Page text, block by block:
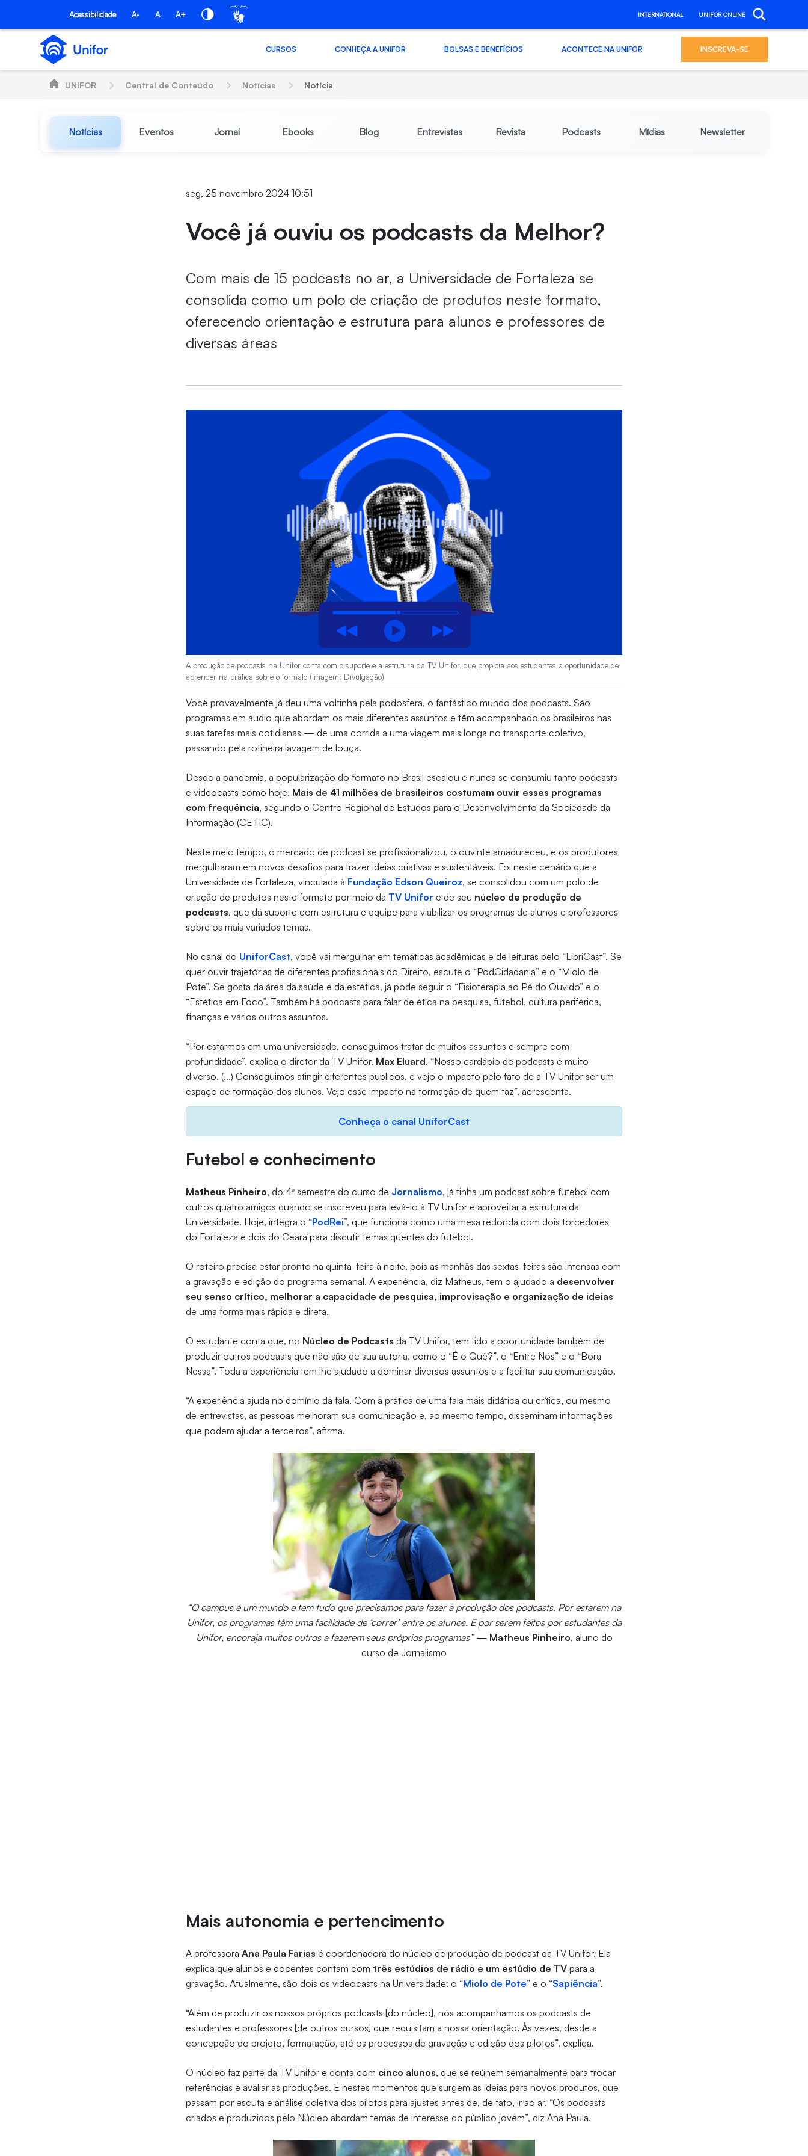
Pular para o Conteúdo principal
Acessibilidade A- A A+ INTERNATIONAL UNIFOR ONLINE
CURSOS CONHEÇA A UNIFOR BOLSAS E BENEFÍCIOS ACONTECE NA UNIFOR INSCREVA-SE
UNIFOR Central de Conteúdo Notícias Notícia
Notícias Eventos Jornal Ebooks Blog Entrevistas Revista Podcasts Mídias Newsletter
seg, 25 novembro 2024 10:51
Você já ouviu os podcasts da Melhor?
Com mais de 15 podcasts no ar, a Universidade de Fortaleza se
consolida como um polo de criação de produtos neste formato,
oferecendo orientação e estrutura para alunos e professores de
diversas áreas
A produção de podcasts na Unifor conta com o suporte e a estrutura da TV Unifor, que propicia aos estudantes a oportunidade de
aprender na prática sobre o formato (Imagem: Divulgação)
Você provavelmente já deu uma voltinha pela podosfera, o fantástico mundo dos podcasts. São
programas em áudio que abordam os mais diferentes assuntos e têm acompanhado os brasileiros nas
suas tarefas mais cotidianas — de uma corrida a uma viagem mais longa no transporte coletivo,
passando pela rotineira lavagem de louça.
Desde a pandemia, a popularização do formato no Brasil escalou e nunca se consumiu tanto podcasts
e videocasts como hoje. Mais de 41 milhões de brasileiros costumam ouvir esses programas
com frequência, segundo o Centro Regional de Estudos para o Desenvolvimento da Sociedade da
Informação (CETIC).
Neste meio tempo, o mercado de podcast se profissionalizou, o ouvinte amadureceu, e os produtores
mergulharam em novos desafios para trazer ideias criativas e sustentáveis. Foi neste cenário que a
Universidade de Fortaleza, vinculada à Fundação Edson Queiroz, se consolidou com um polo de
criação de produtos neste formato por meio da TV Unifor e de seu núcleo de produção de
podcasts, que dá suporte com estrutura e equipe para viabilizar os programas de alunos e professores
sobre os mais variados temas.
No canal do UniforCast, você vai mergulhar em temáticas acadêmicas e de leituras pelo “LibriCast”. Se
quer ouvir trajetórias de diferentes profissionais do Direito, escute o “PodCidadania” e o “Miolo de
Pote”. Se gosta da área da saúde e da estética, já pode seguir o “Fisioterapia ao Pé do Ouvido” e o
“Estética em Foco”. Também há podcasts para falar de ética na pesquisa, futebol, cultura periférica,
finanças e vários outros assuntos.
“Por estarmos em uma universidade, conseguimos tratar de muitos assuntos e sempre com
profundidade”, explica o diretor da TV Unifor, Max Eluard. “Nosso cardápio de podcasts é muito
diverso. (...) Conseguimos atingir diferentes públicos, e vejo o impacto pelo fato de a TV Unifor ser um
espaço de formação dos alunos. Vejo esse impacto na formação de quem faz”, acrescenta.
Conheça o canal UniforCast
Futebol e conhecimento
Matheus Pinheiro, do 4º semestre do curso de Jornalismo, já tinha um podcast sobre futebol com
outros quatro amigos quando se inscreveu para levá-lo à TV Unifor e aproveitar a estrutura da
Universidade. Hoje, integra o “PodRei”, que funciona como uma mesa redonda com dois torcedores
do Fortaleza e dois do Ceará para discutir temas quentes do futebol.
O roteiro precisa estar pronto na quinta-feira à noite, pois as manhãs das sextas-feiras são intensas com
a gravação e edição do programa semanal. A experiência, diz Matheus, tem o ajudado a desenvolver
seu senso crítico, melhorar a capacidade de pesquisa, improvisação e organização de ideias
de uma forma mais rápida e direta.
O estudante conta que, no Núcleo de Podcasts da TV Unifor, tem tido a oportunidade também de
produzir outros podcasts que não são de sua autoria, como o “É o Quê?”, o “Entre Nós” e o “Bora
Nessa”. Toda a experiência tem lhe ajudado a dominar diversos assuntos e a facilitar sua comunicação.
“A experiência ajuda no domínio da fala. Com a prática de uma fala mais didática ou crítica, ou mesmo
de entrevistas, as pessoas melhoram sua comunicação e, ao mesmo tempo, disseminam informações
que podem ajudar a terceiros”, afirma.
“O campus é um mundo e tem tudo que precisamos para fazer a produção dos podcasts. Por estarem na
Unifor, os programas têm uma facilidade de ‘correr’ entre os alunos. E por serem feitos por estudantes da
Unifor, encoraja muitos outros a fazerem seus próprios programas”— Matheus Pinheiro, aluno do
curso de Jornalismo
Mais autonomia e pertencimento
A professoraAna Paula Farias é coordenadora do núcleo de produção de podcast da TV Unifor. Ela
explica que alunos e docentes contam com três estúdios de rádio e um estúdio de TV para a
gravação. Atualmente, são dois os videocasts na Universidade: o “Miolo de Pote” e o “Sapiência”.
“Além de produzir os nossos próprios podcasts [do núcleo], nós acompanhamos os podcasts de
estudantes e professores [de outros cursos] que requisitam a nossa orientação. Às vezes, desde a
concepção do projeto, formatação, até os processos de gravação e edição dos pilotos”, explica.
O núcleo faz parte da TV Unifor e conta com cinco alunos, que se reúnem semanalmente para trocar
referências e avaliar as produções. É nestes momentos que surgem as ideias para novos produtos, que
passam por escuta e análise coletiva dos pilotos para ajustes antes de, de fato, ir ao ar. “Os podcasts
criados e produzidos pelo Núcleo abordam temas de interesse do público jovem”, diz Ana Paula.